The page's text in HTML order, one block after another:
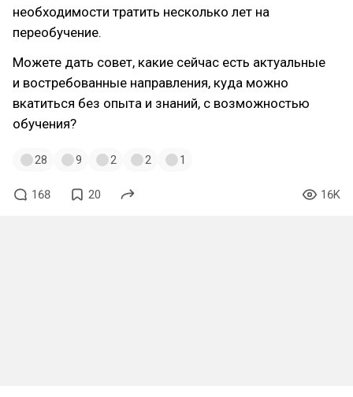
необходимости тратить несколько лет на
переобучение.
Можете дать совет, какие сейчас есть актуальные
и востребованные направления, куда можно
вкатиться без опыта и знаний, с возможностью
обучения?
28 9 2 2 1
168 20 16K